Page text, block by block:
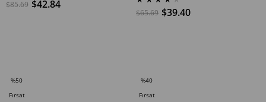
$42.84
$85.69
%50
İndirim
Fırsat
$39.40
$65.69
%40
İndirim
Fırsat